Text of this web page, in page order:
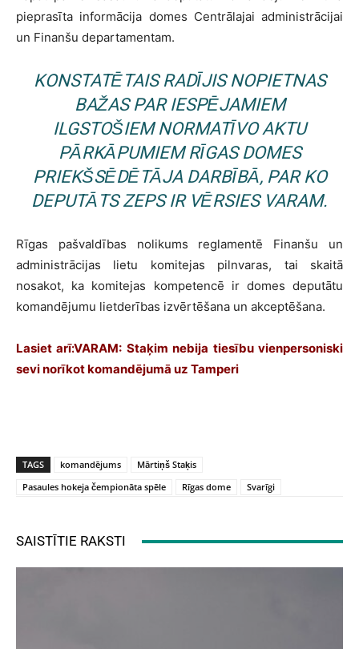
pieprasīta informācija domes Centrālajai administrācijai
un Finanšu departamentam.
KONSTATĒTAIS RADĪJIS NOPIETNAS
BAŽAS PAR IESPĒJAMIEM
ILGSTOŠIEM NORMATĪVO AKTU
PĀRKĀPUMIEM RĪGAS DOMES
PRIEKŠSĒDĒTĀJA DARBĪBĀ, PAR KO
DEPUTĀTS ZEPS IR VĒRSIES VARAM.
Rīgas pašvaldības nolikums reglamentē Finanšu un
administrācijas lietu komitejas pilnvaras, tai skaitā
nosakot, ka komitejas kompetencē ir domes deputātu
komandējumu lietderības izvērtēšana un akceptēšana.
Lasiet arī:VARAM: Staķim nebija tiesību vienpersoniski
sevi norīkot komandējumā uz Tamperi
TAGS komandējums
Mārtiņš Staķis
Pasaules hokeja čempionāta spēle
Rīgas dome Svarīgi
SAISTĪTIE RAKSTI